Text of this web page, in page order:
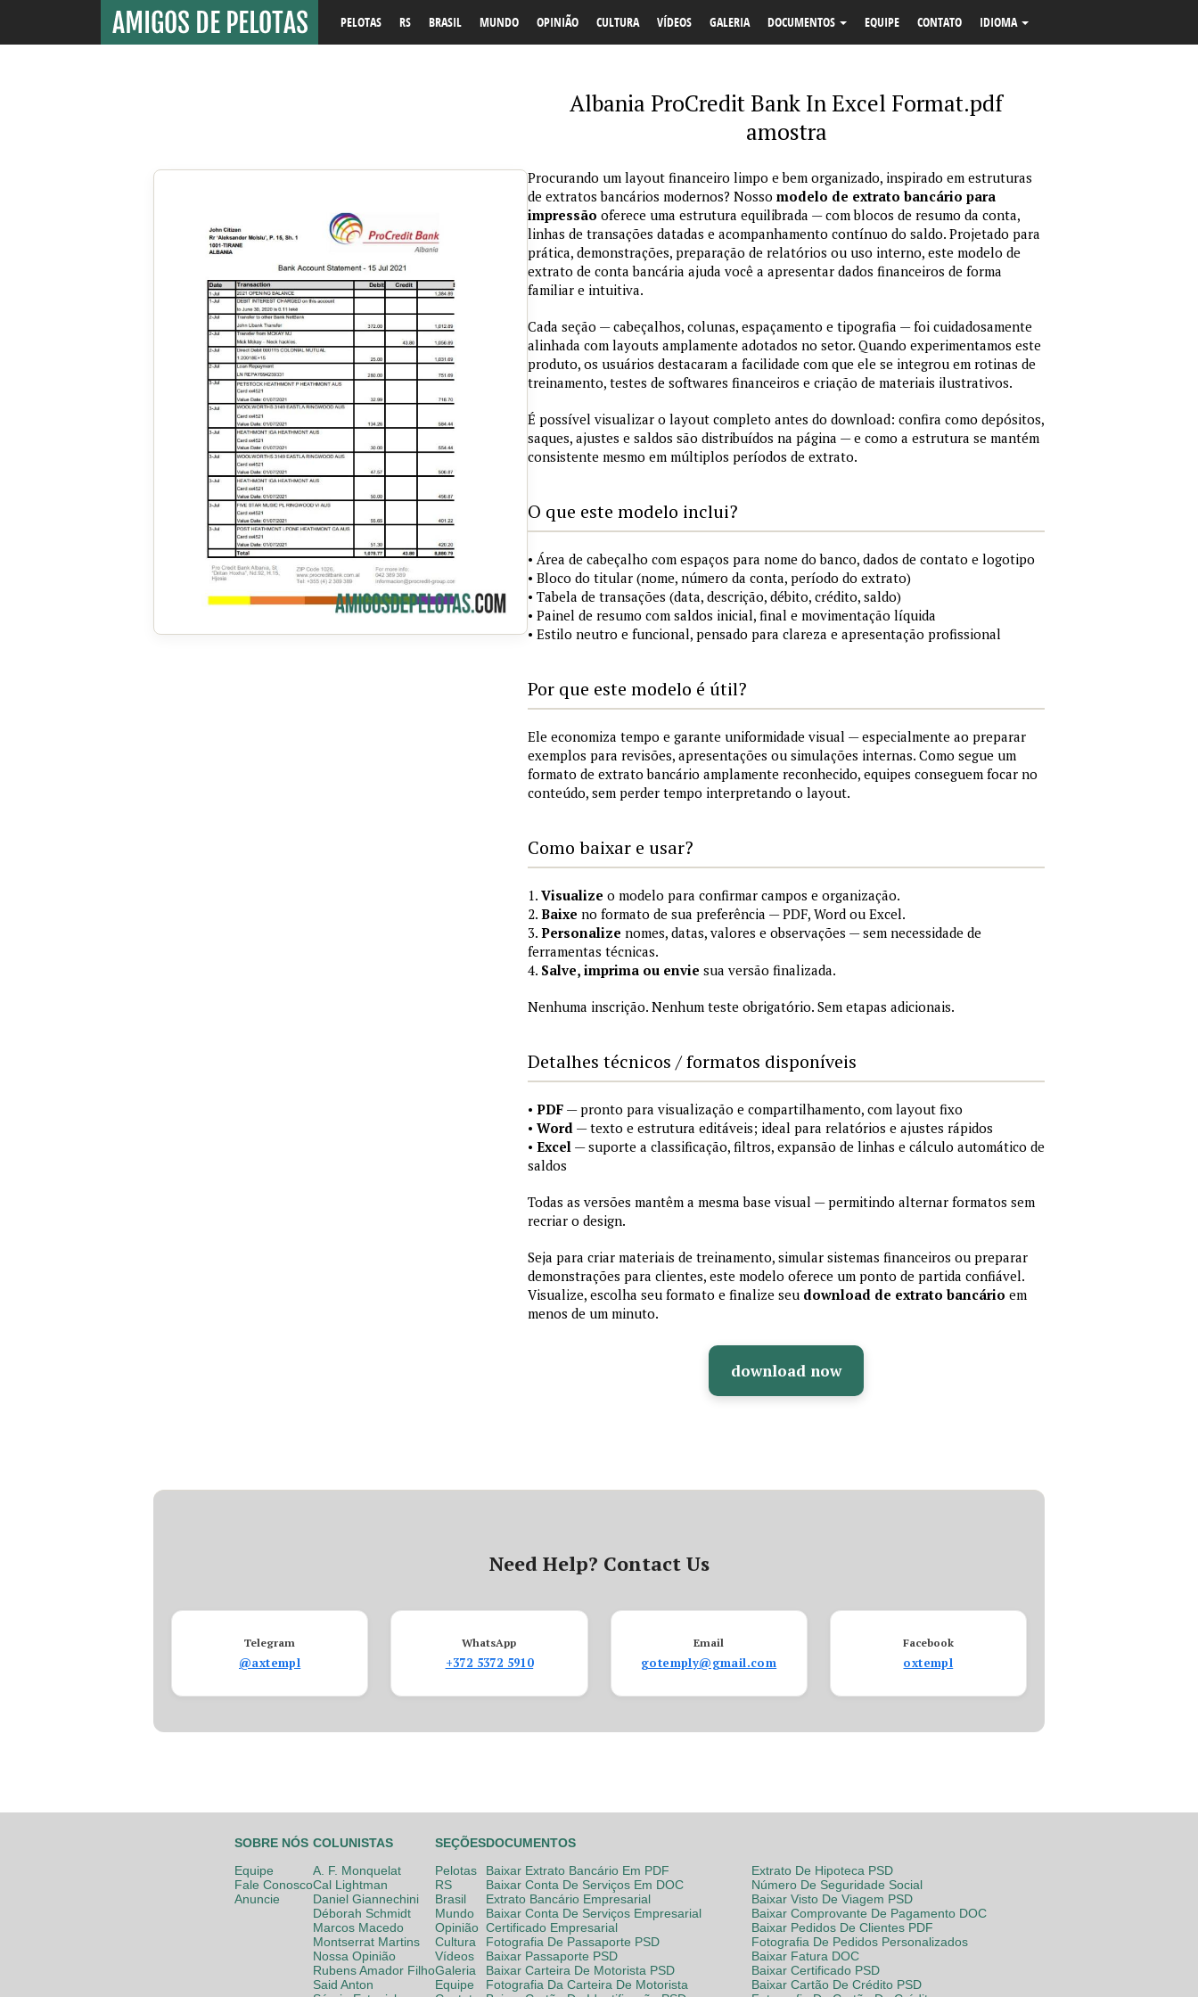
PELOTAS RS BRASIL MUNDO OPINIÃO CULTURA VÍDEOS GALERIA DOCUMENTOS EQUIPE CONTATO IDIOMA
Albania ProCredit Bank In Excel Format.pdf
amostra
Procurando um layout financeiro limpo e bem organizado, inspirado em estruturas
de extratos bancários modernos? Nosso modelo de extrato bancário para
impressão oferece uma estrutura equilibrada — com blocos de resumo da conta,
linhas de transações datadas e acompanhamento contínuo do saldo. Projetado para
prática, demonstrações, preparação de relatórios ou uso interno, este modelo de
extrato de conta bancária ajuda você a apresentar dados financeiros de forma
familiar e intuitiva.
Cada seção — cabeçalhos, colunas, espaçamento e tipografia — foi cuidadosamente
alinhada com layouts amplamente adotados no setor. Quando experimentamos este
produto, os usuários destacaram a facilidade com que ele se integrou em rotinas de
treinamento, testes de softwares financeiros e criação de materiais ilustrativos.
É possível visualizar o layout completo antes do download: confira como depósitos,
saques, ajustes e saldos são distribuídos na página — e como a estrutura se mantém
consistente mesmo em múltiplos períodos de extrato.
O que este modelo inclui?
• Área de cabeçalho com espaços para nome do banco, dados de contato e logotipo
• Bloco do titular (nome, número da conta, período do extrato)
• Tabela de transações (data, descrição, débito, crédito, saldo)
• Painel de resumo com saldos inicial, final e movimentação líquida
• Estilo neutro e funcional, pensado para clareza e apresentação profissional
Por que este modelo é útil?
Ele economiza tempo e garante uniformidade visual — especialmente ao preparar
exemplos para revisões, apresentações ou simulações internas. Como segue um
formato de extrato bancário amplamente reconhecido, equipes conseguem focar no
conteúdo, sem perder tempo interpretando o layout.
Como baixar e usar?
1. Visualize o modelo para confirmar campos e organização.
2. Baixe no formato de sua preferência — PDF, Word ou Excel.
3. Personalize nomes, datas, valores e observações — sem necessidade de
ferramentas técnicas.
4. Salve, imprima ou envie sua versão finalizada.
Nenhuma inscrição. Nenhum teste obrigatório. Sem etapas adicionais.
Detalhes técnicos / formatos disponíveis
• PDF — pronto para visualização e compartilhamento, com layout fixo
• Word — texto e estrutura editáveis; ideal para relatórios e ajustes rápidos
• Excel — suporte a classificação, filtros, expansão de linhas e cálculo automático de
saldos
Todas as versões mantêm a mesma base visual — permitindo alternar formatos sem
recriar o design.
Seja para criar materiais de treinamento, simular sistemas financeiros ou preparar
demonstrações para clientes, este modelo oferece um ponto de partida confiável.
Visualize, escolha seu formato e finalize seu download de extrato bancário em
menos de um minuto.
download now
Need Help? Contact Us
Telegram
@axtempl
WhatsApp
+372 5372 5910
Email
gotemply@gmail.com
Facebook
oxtempl
SOBRE NÓS
Equipe
Fale Conosco
Anuncie
COLUNISTAS
A. F. Monquelat
Cal Lightman
Daniel Giannechini
Déborah Schmidt
Marcos Macedo
Montserrat Martins
Nossa Opinião
Rubens Amador Filho
Said Anton
SEÇÕES
Pelotas
RS
Brasil
Mundo
Opinião
Cultura
Vídeos
Galeria
Equipe
DOCUMENTOS
Baixar Extrato Bancário Em PDF
Baixar Conta De Serviços Em DOC
Extrato Bancário Empresarial
Baixar Conta De Serviços Empresarial
Certificado Empresarial
Fotografia De Passaporte PSD
Baixar Passaporte PSD
Baixar Carteira De Motorista PSD
Fotografia Da Carteira De Motorista
Extrato De Hipoteca PSD
Número De Seguridade Social
Baixar Visto De Viagem PSD
Baixar Comprovante De Pagamento DOC
Baixar Pedidos De Clientes PDF
Fotografia De Pedidos Personalizados
Baixar Fatura DOC
Baixar Certificado PSD
Baixar Cartão De Crédito PSD